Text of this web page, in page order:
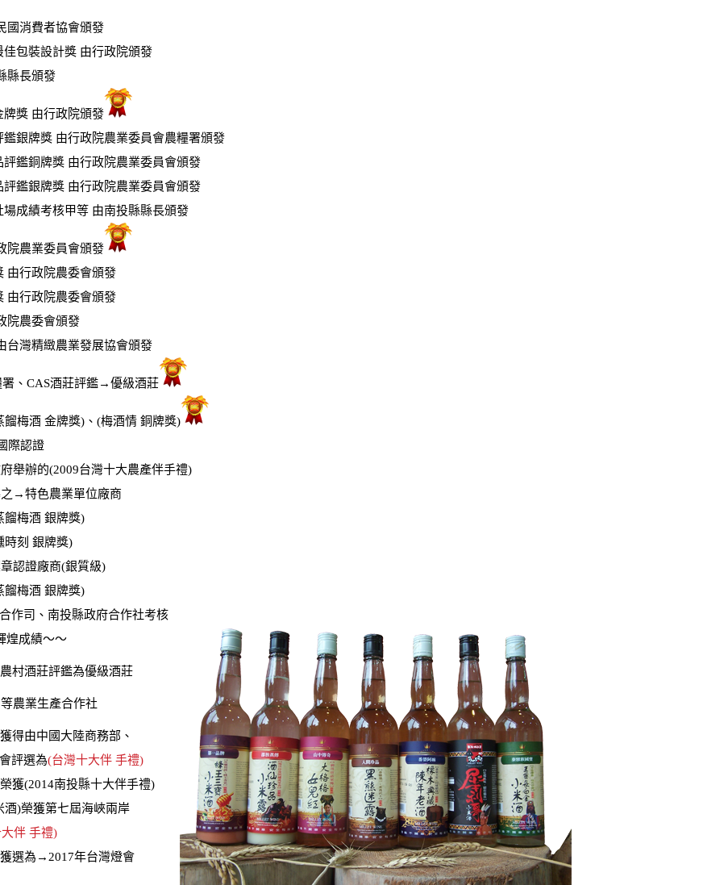
國消費者協會頒發
包裝設計獎 由行政院頒發
縣長頒發
牌獎 由行政院頒發
銀牌獎 由行政院農業委員會農糧署頒發
鑑銅牌獎 由行政院農業委員會頒發
鑑銀牌獎 由行政院農業委員會頒發
成績考核甲等 由南投縣縣長頒發
院農業委員會頒發
由行政院農委會頒發
由行政院農委會頒發
院農委會頒發
台灣精緻農業發展協會頒發
署、CAS酒莊評鑑→優級酒莊
梅酒 金牌獎)、(梅酒情 銅牌獎)
際認證
舉辦的(2009台灣十大農產伴手禮)
→特色農業單位廠商
梅酒 銀牌獎)
時刻 銀牌獎)
認證廠商(銀質級)
梅酒 銀牌獎)
作司、南投縣政府合作社考核
煌成績〜〜
村酒莊評鑑為優級酒莊
農業生產合作社
得由中國大陸商務部、
評選為(台灣十大伴 手禮)
獲(2014南投縣十大伴手禮)
酒)榮獲第七屆海峽兩岸
伴 手禮)
選為→2017年台灣燈會